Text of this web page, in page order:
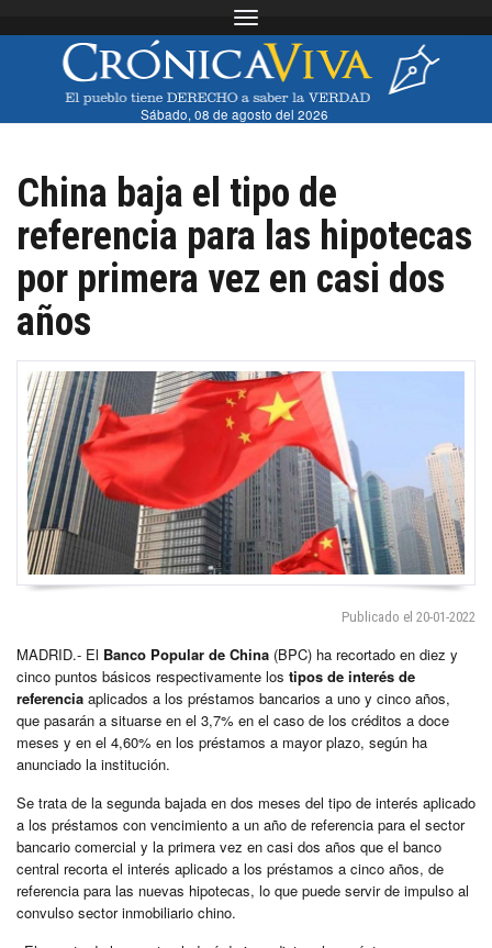
Toggle navigation
Sábado, 08 de agosto del 2026
China baja el tipo de
referencia para las hipotecas
por primera vez en casi dos
años
Publicado el 20-01-2022
MADRID.- El Banco Popular de China (BPC) ha recortado en diez y
cinco puntos básicos respectivamente los tipos de interés de
referencia aplicados a los préstamos bancarios a uno y cinco años,
que pasarán a situarse en el 3,7% en el caso de los créditos a doce
meses y en el 4,60% en los préstamos a mayor plazo, según ha
anunciado la institución.
Se trata de la segunda bajada en dos meses del tipo de interés aplicado
a los préstamos con vencimiento a un año de referencia para el sector
bancario comercial y la primera vez en casi dos años que el banco
central recorta el interés aplicado a los préstamos a cinco años, de
referencia para las nuevas hipotecas, lo que puede servir de impulso al
convulso sector inmobiliario chino.